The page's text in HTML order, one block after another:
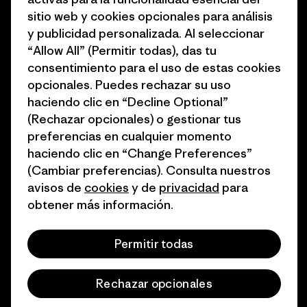
Objetivos climáticos
1% for the Planet
Cómo financiamos
Tarjetas regalo
Encuentra una tienda
Prensa
Programa para profesionales
del sector
Programa de afiliados
Mapa del sitio Patagonia
España
© 2026 Patagonia, Inc. Todos los derechos reservados.
sitio web y cookies opcionales para análisis
y publicidad personalizada. Al seleccionar
“Allow All” (Permitir todas), das tu
consentimiento para el uso de estas cookies
opcionales. Puedes rechazar su uso
haciendo clic en “Decline Optional”
(Rechazar opcionales) o gestionar tus
preferencias en cualquier momento
haciendo clic en “Change Preferences”
(Cambiar preferencias). Consulta nuestros
avisos de cookies y de privacidad para
obtener más información.
Permitir todas
Rechazar opcionales